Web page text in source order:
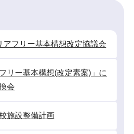
アフリー基本構想改定協議会
リー基本構想(改定素案)」に
会
施設整備計画